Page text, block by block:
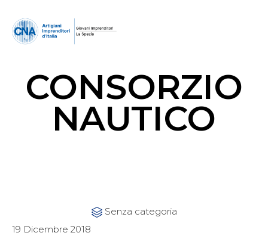
CONSORZIO
NAUTICO
 Category
Senza categoria
19 Dicembre 2018